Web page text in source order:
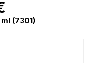
(7301)